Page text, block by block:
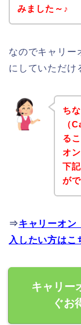
みました～♪
なのでキャリー
にしていただけ
ち
（
る
オ
下
が
⇒キャリーオ
入したい方はこ
キャリー
ぐお